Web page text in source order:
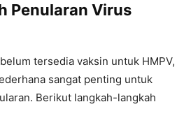
Penularan Virus
tersedia vaksin untuk HMPV,
sangat penting untuk
Berikut langkah-langkah